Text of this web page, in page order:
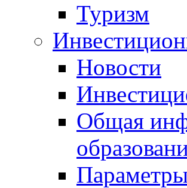
Туризм
Новости
Общая